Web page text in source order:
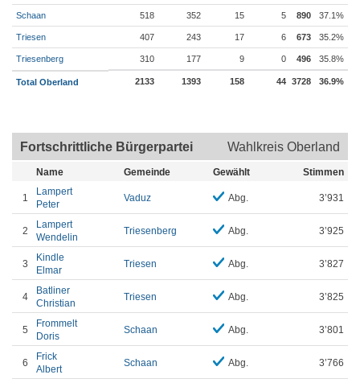
Schaan 518 352 15 5 890 37.1%
Triesen 407 243 17 6 673 35.2%
Triesenberg 310 177 9 0 496 35.8%
Total Oberland 2133 1393 158 44 3728 36.9%
Fortschrittliche Bürgerpartei Wahlkreis Oberland
Name Gemeinde Gewählt Stimmen
1
Lampert
Peter
Vaduz Abg. 3’931
2
Lampert
Wendelin
Triesenberg Abg. 3’925
3
Kindle
Elmar
Triesen Abg. 3’827
4
Batliner
Christian
Triesen Abg. 3’825
5
Frommelt
Doris
Schaan Abg. 3’801
6
Frick
Albert
Schaan Abg. 3’766